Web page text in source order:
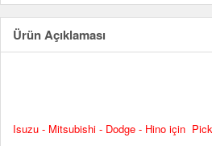
Ürün Açıklaması
Isuzu - Mitsubishi - Dodge - Hino için